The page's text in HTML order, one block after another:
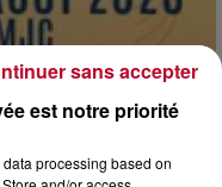
MARSEILLAN
est notre priorité
processing based on
sans accepter